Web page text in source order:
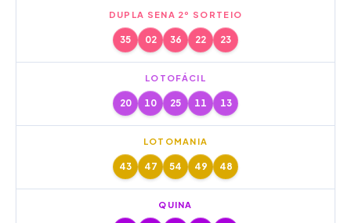
DUPLA SENA 2º SORTEIO
35 02 36 22 23
LOTOFÁCIL
20 10 25 11 13
LOTOMANIA
43 47 54 49 48
QUINA